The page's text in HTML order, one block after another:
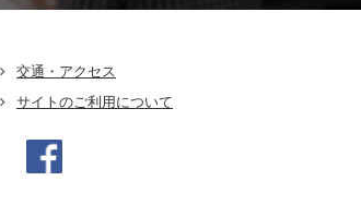
交通・アクセス
サイトのご利用について